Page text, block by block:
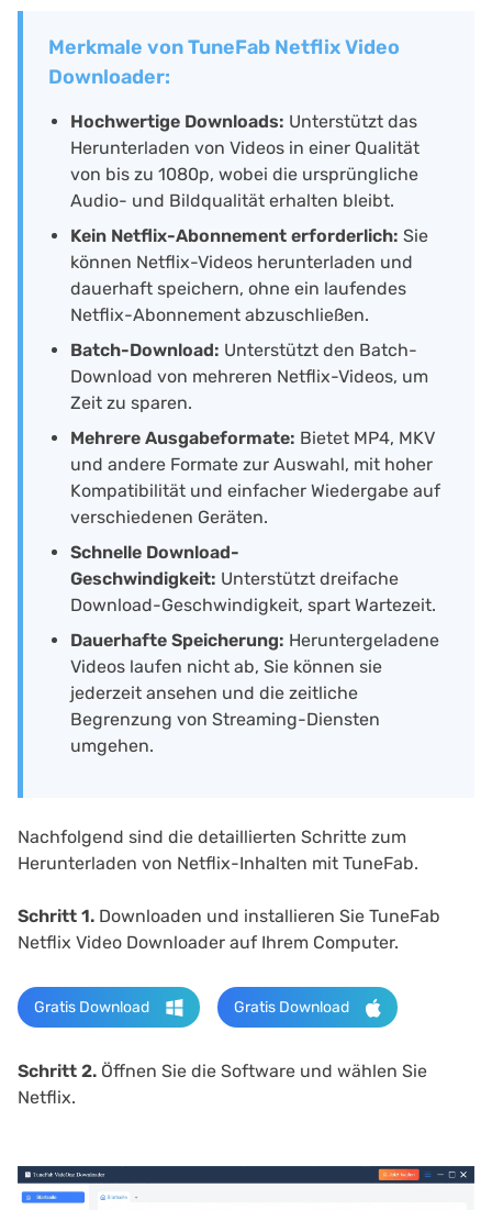
Merkmale von TuneFab Netflix Video
Downloader:
Hochwertige Downloads: Unterstützt das
Herunterladen von Videos in einer Qualität
von bis zu 1080p, wobei die ursprüngliche
Audio- und Bildqualität erhalten bleibt.
Kein Netflix-Abonnement erforderlich: Sie
können Netflix-Videos herunterladen und
dauerhaft speichern, ohne ein laufendes
Netflix-Abonnement abzuschließen.
Batch-Download: Unterstützt den Batch-
Download von mehreren Netflix-Videos, um
Zeit zu sparen.
Mehrere Ausgabeformate: Bietet MP4, MKV
und andere Formate zur Auswahl, mit hoher
Kompatibilität und einfacher Wiedergabe auf
verschiedenen Geräten.
Schnelle Download-
Geschwindigkeit: Unterstützt dreifache
Download-Geschwindigkeit, spart Wartezeit.
Dauerhafte Speicherung: Heruntergeladene
Videos laufen nicht ab, Sie können sie
jederzeit ansehen und die zeitliche
Begrenzung von Streaming-Diensten
umgehen.
Nachfolgend sind die detaillierten Schritte zum
Herunterladen von Netflix-Inhalten mit TuneFab.
Schritt 1. Downloaden und installieren Sie TuneFab
Netflix Video Downloader auf Ihrem Computer.
Gratis Download Gratis Download
Schritt 2. Öffnen Sie die Software und wählen Sie
Netflix.